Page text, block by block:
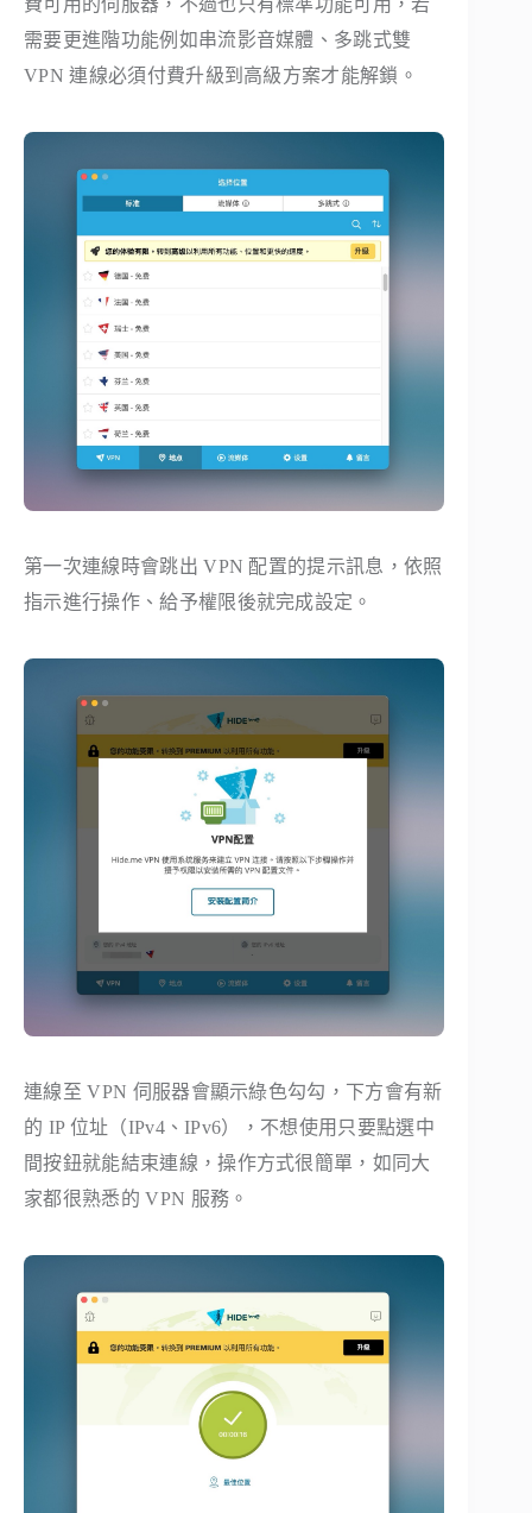
費可用的伺服器，不過也只有標準功能可用，若
需要更進階功能例如串流影音媒體、多跳式雙
VPN 連線必須付費升級到高級方案才能解鎖。
第一次連線時會跳出 VPN 配置的提示訊息，依照
指示進行操作、給予權限後就完成設定。
連線至 VPN 伺服器會顯示綠色勾勾，下方會有新
的 IP 位址（IPv4、IPv6），不想使用只要點選中
間按鈕就能結束連線，操作方式很簡單，如同大
家都很熟悉的 VPN 服務。